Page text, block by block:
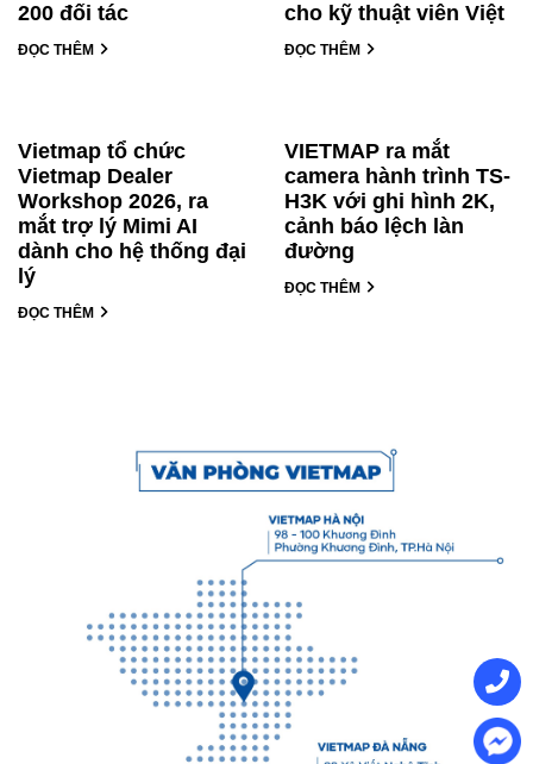
200 đối tác
ĐỌC THÊM
cho kỹ thuật viên Việt
ĐỌC THÊM
Vietmap tổ chức
Vietmap Dealer
Workshop 2026, ra
mắt trợ lý Mimi AI
dành cho hệ thống đại
lý
ĐỌC THÊM
VIETMAP ra mắt
camera hành trình TS-
H3K với ghi hình 2K,
cảnh báo lệch làn
đường
ĐỌC THÊM